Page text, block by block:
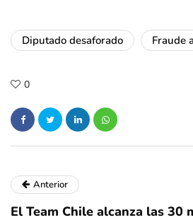
Diputado desaforado Fraude
0
Anterior
El Team Chile alcanza las 30